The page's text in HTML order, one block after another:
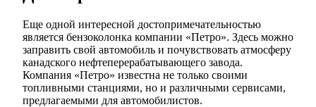
Еще одной интересной достопримечательностью
является бензоколонка компании «Петро». Здесь можно
заправить свой автомобиль и почувствовать атмосферу
канадского нефтеперерабатывающего завода.
Компания «Петро» известна не только своими
топливными станциями, но и различными сервисами,
предлагаемыми для автомобилистов.